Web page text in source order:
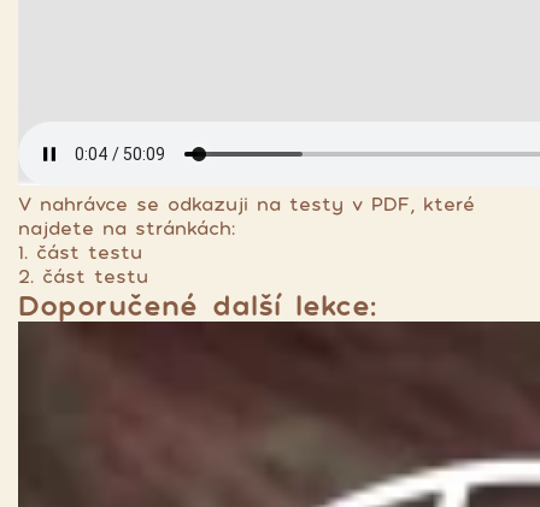
V nahrávce se odkazuji na testy v PDF, které
najdete na stránkách:
1. část testu
2. část testu
Doporučené další lekce: